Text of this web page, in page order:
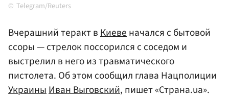
Telegram/Reuters
Вчерашний теракт вКиевеначался с бытовой
ссоры — стрелок поссорился с соседом и
выстрелил в него из травматического
пистолета. Об этом сообщил глава Нацполиции
УкраиныИван Выговский, пишет «Страна.ua».